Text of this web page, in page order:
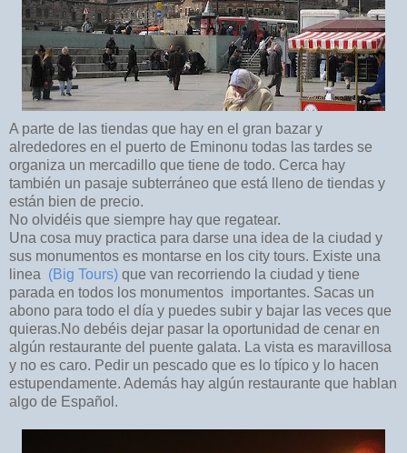
A parte de las tiendas que hay en el gran bazar y
alrededores en el puerto de Eminonu todas las tardes se
organiza un mercadillo que tiene de todo. Cerca hay
también un pasaje subterráneo que está lleno de tiendas y
están bien de precio.
No olvidéis que siempre hay que regatear.
Una cosa muy practica para darse una idea de la ciudad y
sus monumentos es montarse en los city tours. Existe una
linea (Big Tours) que van recorriendo la ciudad y tiene
parada en todos los monumentos importantes. Sacas un
abono para todo el día y puedes subir y bajar las veces que
quieras.No debéis dejar pasar la oportunidad de cenar en
algún restaurante del puente galata. La vista es maravillosa
y no es caro. Pedir un pescado que es lo típico y lo hacen
estupendamente. Además hay algún restaurante que hablan
algo de Español.